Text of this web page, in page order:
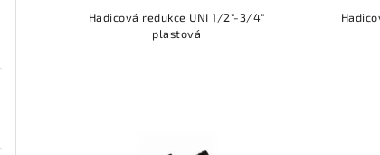
Hadicová redukce UNI 1/2"-3/4"
plastová